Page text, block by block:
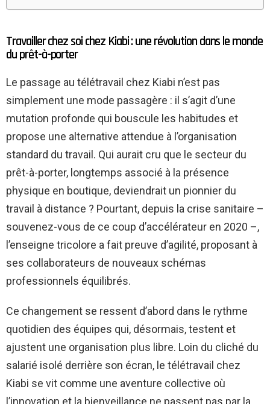
Travailler chez soi chez Kiabi : une révolution dans le monde
du prêt-à-porter
Le passage au télétravail chez Kiabi n’est pas
simplement une mode passagère : il s’agit d’une
mutation profonde qui bouscule les habitudes et
propose une alternative attendue à l’organisation
standard du travail. Qui aurait cru que le secteur du
prêt-à-porter, longtemps associé à la présence
physique en boutique, deviendrait un pionnier du
travail à distance ? Pourtant, depuis la crise sanitaire –
souvenez-vous de ce coup d’accélérateur en 2020 –,
l’enseigne tricolore a fait preuve d’agilité, proposant à
ses collaborateurs de nouveaux schémas
professionnels équilibrés.
Ce changement se ressent d’abord dans le rythme
quotidien des équipes qui, désormais, testent et
ajustent une organisation plus libre. Loin du cliché du
salarié isolé derrière son écran, le télétravail chez
Kiabi se vit comme une aventure collective où
l’innovation et la bienveillance ne passent pas par la